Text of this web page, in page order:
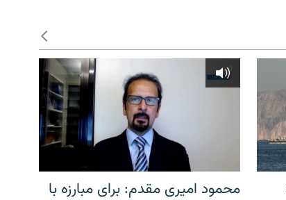
محمود امیری مقدم: برای مبارزه با